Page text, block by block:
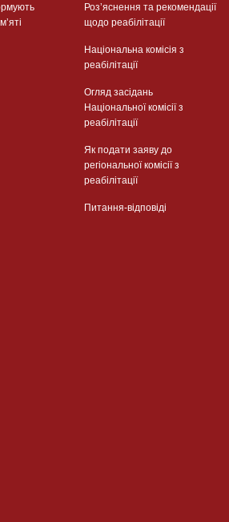
Розʼяснення та рекомендації
щодо реабілітації
Національна комісія з
реабілітації
Огляд засідань
Національної комісії з
реабілітації
Як подати заяву до
регіональної комісії з
реабілітації
Питання-відповіді